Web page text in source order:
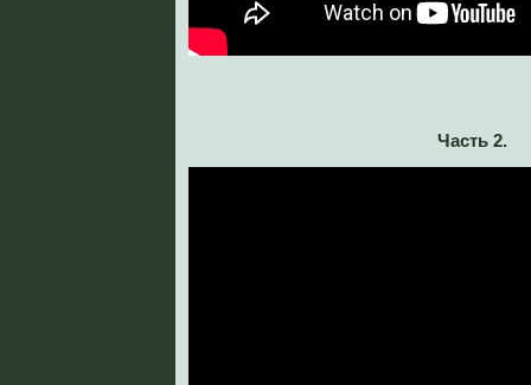
Часть 2.